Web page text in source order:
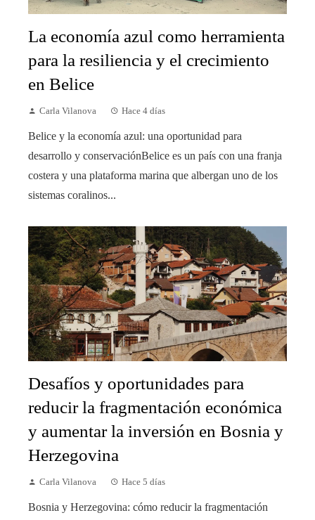
La economía azul como herramienta
para la resiliencia y el crecimiento
en Belice
Carla Vilanova Hace 4 días
Belice y la economía azul: una oportunidad para
desarrollo y conservaciónBelice es un país con una franja
costera y una plataforma marina que albergan uno de los
sistemas coralinos...
Desafíos y oportunidades para
reducir la fragmentación económica
y aumentar la inversión en Bosnia y
Herzegovina
Carla Vilanova Hace 5 días
Bosnia y Herzegovina: cómo reducir la fragmentación